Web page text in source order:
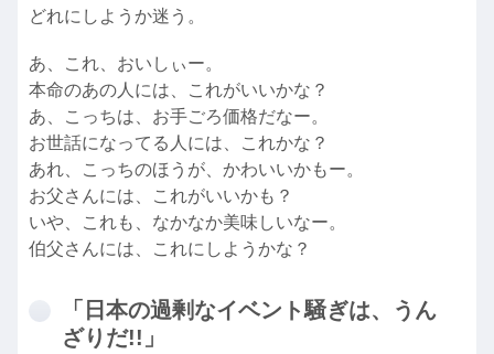
どれにしようか迷う。
あ、これ、おいしぃー。
本命のあの人には、これがいいかな？
あ、こっちは、お手ごろ価格だなー。
お世話になってる人には、これかな？
あれ、こっちのほうが、かわいいかもー。
お父さんには、これがいいかも？
いや、これも、なかなか美味しいなー。
伯父さんには、これにしようかな？
「日本の過剰なイベント騒ぎは、うん
ざりだ!!」